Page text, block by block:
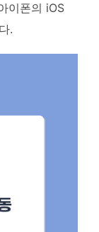
이폰의 iOS
.